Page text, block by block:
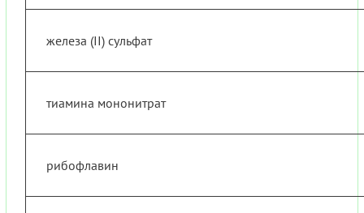
железа (II) сульфат
тиамина мононитрат
рибофлавин